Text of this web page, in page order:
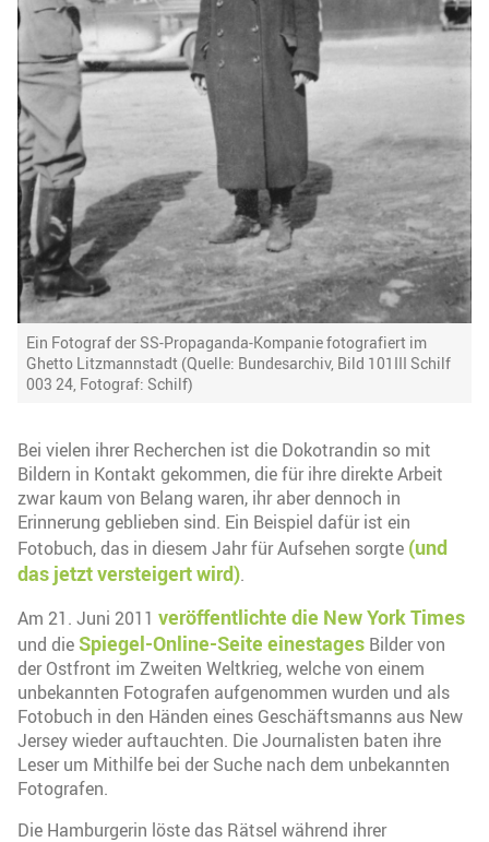
Ein Fotograf der SS-Propaganda-Kompanie fotografiert im
Ghetto Litzmannstadt (Quelle: Bundesarchiv, Bild 101III Schilf
003 24, Fotograf: Schilf)
Bei vielen ihrer Recherchen ist die Dokotrandin so mit
Bildern in Kontakt gekommen, die für ihre direkte Arbeit
zwar kaum von Belang waren, ihr aber dennoch in
Erinnerung geblieben sind. Ein Beispiel dafür ist ein
Fotobuch, das in diesem Jahr für Aufsehen sorgte (und
das jetzt versteigert wird).
Am 21. Juni 2011 veröffentlichte die New York Times
und dieSpiegel-Online-Seite einestages Bilder von
der Ostfront im Zweiten Weltkrieg, welche von einem
unbekannten Fotografen aufgenommen wurden und als
Fotobuch in den Händen eines Geschäftsmanns aus New
Jersey wieder auftauchten. Die Journalisten baten ihre
Leser um Mithilfe bei der Suche nach dem unbekannten
Fotografen.
Die Hamburgerin löste das Rätsel während ihrer